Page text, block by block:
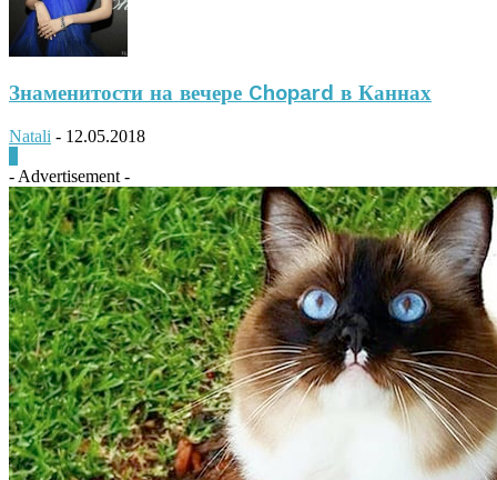
Знаменитости на вечере Chopard в Каннах
Natali - 12.05.2018
- Advertisement -